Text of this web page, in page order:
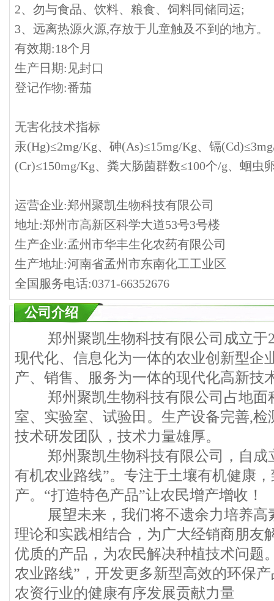
2、勿与食品、饮料、粮食、饲料同储同运;
3、远离热源火源,存放于儿童触及不到的地方。
有效期:18个月
生产日期:见封口
登记作物:番茄
无害化技术指标
汞(Hg)≤2mg/Kg、砷(As)≤15mg/Kg、镉
(Cr)≤150mg/Kg、粪大肠菌群数≤100个/g、蛔虫
运营企业:郑州聚凯生物科技有限公司
地址:郑州市高新区科学大道53号3号楼
生产企业:孟州市华丰生化农药有限公司
生产地址:河南省孟州市东南化工工业区
全国服务电话:0371-66352676
公司介绍
郑州聚凯生物科技有限公司成立于
现代化、信息化为一体的农业创新型企
产、销售、服务为一体的现代化高新技
郑州聚凯生物科技有限公司占地面
室、实验室、试验田。生产设备完善,
技术研发团队，技术力量雄厚。
郑州聚凯生物科技有限公司，自成
有机农业路线”。专注于土壤有机健康
产。“打造特色产品”让农民增产增收！
展望未来，我们将不遗余力培养高
理论和实践相结合，为广大经销商朋友
优质的产品，为农民解决种植技术问题
农业路线”，开发更多新型高效的环保
农资行业的健康有序发展贡献力量